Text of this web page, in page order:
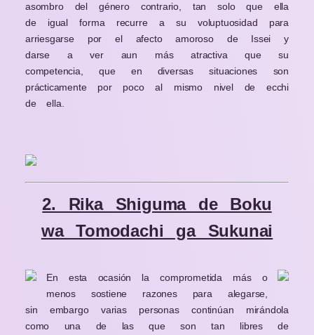
asombro del género contrario, tan solo que ella
de igual forma recurre a su voluptuosidad para
arriesgarse por el afecto amoroso de Issei y
darse a ver aun más atractiva que su
competencia, que en diversas situaciones son
prácticamente por poco al mismo nivel de ecchi
de ella.
2. Rika Shiguma de Boku
wa Tomodachi ga Sukunai
En esta ocasión la comprometida más o
menos sostiene razones para alegarse,
sin embargo varias personas continúan mirándola
como una de las que son tan libres de